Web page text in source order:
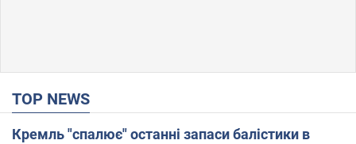
TOP NEWS
Кремль "спалює" останні запаси балістики в